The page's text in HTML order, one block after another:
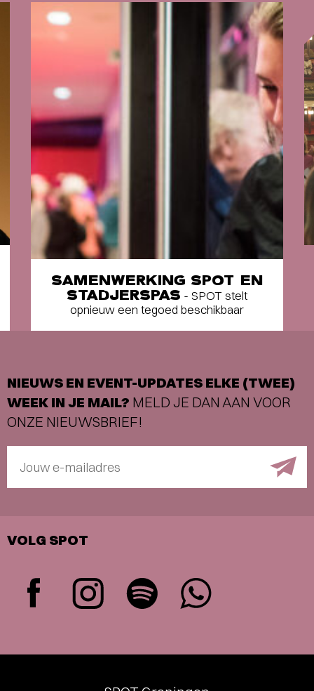
SAMENWERKING SPOT EN
STADJERSPAS - SPOT stelt
opnieuw een tegoed beschikbaar
NIEUWS EN EVENT-UPDATES ELKE (TWEE)
WEEK IN JE MAIL? MELD JE DAN AAN VOOR
ONZE NIEUWSBRIEF!
Jouw e-mailadres
VOLG SPOT